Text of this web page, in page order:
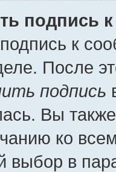
подпись
к
После
подпись
Вы
ко
выбор в